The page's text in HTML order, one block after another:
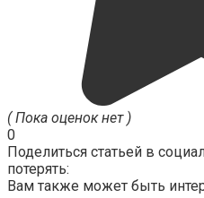
( Пока оценок нет )
0
Поделиться статьей в
потерять:
Вам также может быть